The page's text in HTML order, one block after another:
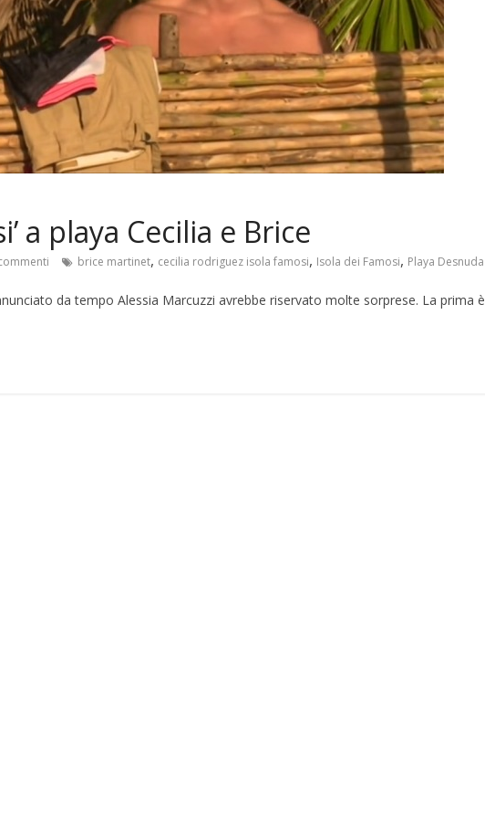
a playa Cecilia e Brice
brice martinet, cecilia rodriguez isola famosi, Isola dei Famosi, Playa Desnuda
da tempo Alessia Marcuzzi avrebbe riservato molte sorprese. La prima è